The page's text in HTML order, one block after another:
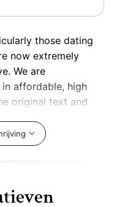
those dating
now extremely
We are
affordable, high
original text and